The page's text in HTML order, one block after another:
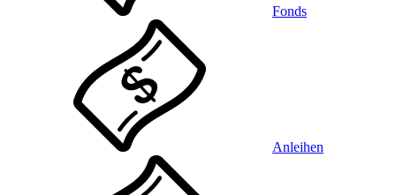
Fonds
Anleihen